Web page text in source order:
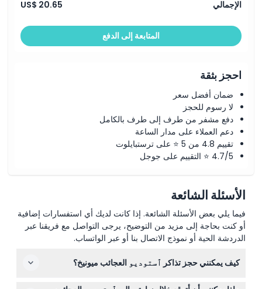
الإجمالي US$ 20.65
المتابعة إلى الدفع
احجز بثقة
ضمان أفضل سعر
لا رسوم للحجز
دفع مشفر من طرف إلى طرف بالكامل
دعم العملاء على مدار الساعة
تقييم 4.8 من 5 ⭐ على ترستبايلوت
4.7/5 ⭐ التقييم على جوجل
الأسئلة الشائعة
فيما يلي بعض الأسئلة الشائعة. إذا كانت لديك أي استفسارات إضافية
أو كنت بحاجة إلى مزيد من التوضيح، يرجى التواصل مع فريقنا عبر
الدردشة الحية أو نموذج الاتصال بنا أو عبر الواتساب.
كيف يمكنني حجز تذاكر ٱستوديو العجائب ميونيخ؟
يمكنك بسهولة حجز تذاكرك عبر الإنترنت هنا على هذا الموقع.